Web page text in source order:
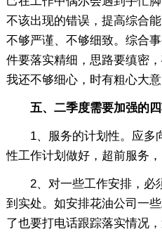
不该出现的错误，提高综合
不够严谨、不够细致。综合
件要落实精细，思路要缜密
我还不够细心，时有粗心大意
五、二季度需要加强的
1、服务的计划性。应多
性工作计划做好，超前服务
2、对一些工作安排，必
到实处。如安排花油公司一
了也要打电话跟踪落实情况